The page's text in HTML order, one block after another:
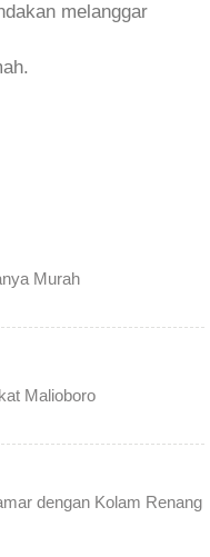
melanggar
Murah
Malioboro
dengan Kolam Renang